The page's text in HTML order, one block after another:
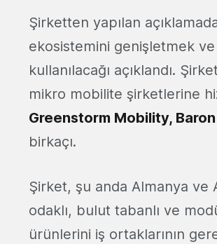
Şirketten yapılan
ekosistemini genişletmek
kullanılacağı açıklandı.
mikro mobilite şirketlerine
Greenstorm Mobility,
birkaçı.
Şirket, şu anda Almanya ve
odaklı, bulut tabanlı ve
ürünlerini iş ortaklarının